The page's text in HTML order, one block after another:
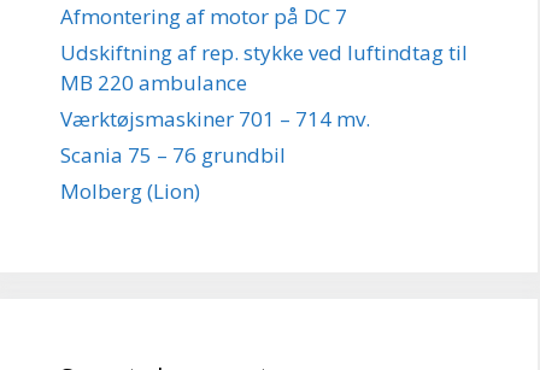
Afmontering af motor på DC 7
Udskiftning af rep. stykke ved luftindtag til
MB 220 ambulance
Værktøjsmaskiner 701 – 714 mv.
Scania 75 – 76 grundbil
Molberg (Lion)